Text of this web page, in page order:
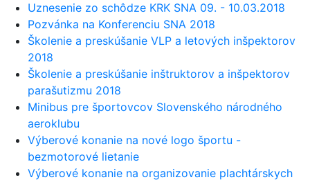
Uznesenie zo schôdze KRK SNA 09. - 10.03.2018
Pozvánka na Konferenciu SNA 2018
Školenie a preskúšanie VLP a letových inšpektorov
2018
Školenie a preskúšanie inštruktorov a inšpektorov
parašutizmu 2018
Minibus pre športovcov Slovenského národného
aeroklubu
Výberové konanie na nové logo športu -
bezmotorové lietanie
Výberové konanie na organizovanie plachtárskych